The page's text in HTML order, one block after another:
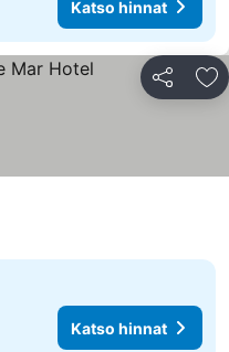
Katso hinnat
Jaa
Katso hinnat